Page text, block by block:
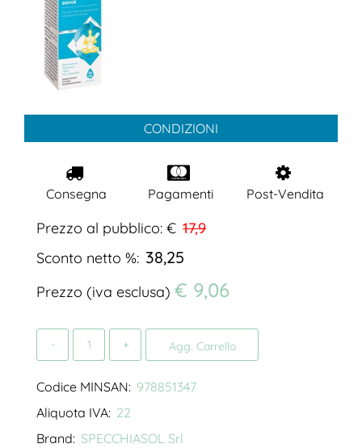
CONDIZIONI
Consegna Pagamenti Post-Vendita
Prezzo al pubblico: € 17,9
Sconto netto %: 38,25
Prezzo (iva esclusa) € 9,06
Agg. Carrello
Codice MINSAN: 978851347
Aliquota IVA: 22
Brand: SPECCHIASOL Srl